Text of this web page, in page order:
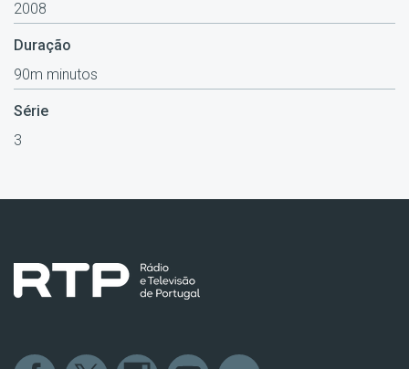
2008
Duração
90m minutos
Série
3